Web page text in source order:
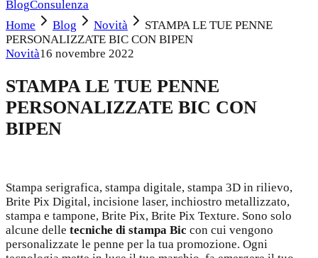
BlogConsulenza
Home
Blog Novità
STAMPA LE TUE PENNE
PERSONALIZZATE BIC CON BIPEN
Novità16 novembre 2022
STAMPA LE TUE PENNE
PERSONALIZZATE BIC CON
BIPEN
Stampa serigrafica, stampa digitale, stampa 3D in rilievo,
Brite Pix Digital, incisione laser, inchiostro metallizzato,
stampa e tampone, Brite Pix, Brite Pix Texture. Sono solo
alcune delle tecniche di stampa Bic con cui vengono
personalizzate le penne per la tua promozione. Ogni